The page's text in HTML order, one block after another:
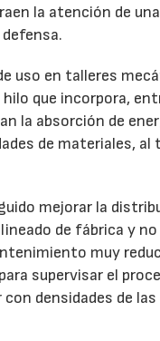
la atención de
uso en talleres
que incorpora,
la absorción de
de materiales, al
mejorar la
de fábrica y
muy
supervisar el
densidades de